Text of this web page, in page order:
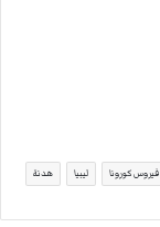
فيروس كورونا ليبيا هدنة